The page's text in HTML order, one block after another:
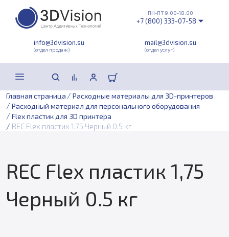
info@3dvision.su
(отдел продаж)
mail@3dvision.su
(отдел услуг)
ПН-ПТ 9:00-18:00
+7 (800) 333-07-58
Главная страница / Расходные материалы для 3D-принтеров
/ Расходный материал для персонального оборудования
/ Flex пластик для 3D принтера
/ REC Flex пластик 1,75 Черный 0.5 кг
REC Flex пластик 1,75
Черный 0.5 кг